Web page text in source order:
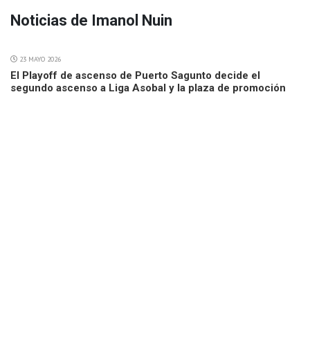
Noticias de Imanol Nuin
23 MAYO 2026
El Playoff de ascenso de Puerto Sagunto decide el
segundo ascenso a Liga Asobal y la plaza de promoción